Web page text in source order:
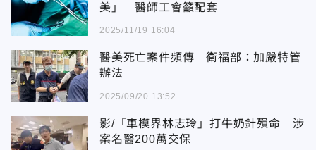
美」 醫師工會籲配套
2025/11/19 16:04
醫美死亡案件頻傳 衛福部：加嚴特管
辦法
2025/09/20 13:52
影/「車模界林志玲」打牛奶針殞命 涉
案名醫200萬交保